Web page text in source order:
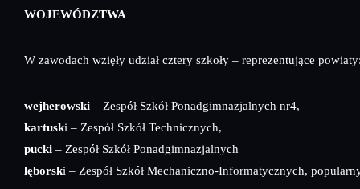
WOJEWÓDZTWA
W zawodach wzięły udział cztery szkoły – reprezentujące
wejherowski – Zespół Szkół Ponadgimnazjalnych nr4,
kartuski – Zespół Szkół Technicznych,
pucki – Zespół Szkół Ponadgimnazjalnych
lęborski – Zespół Szkół Mechaniczno-Informatycznych,